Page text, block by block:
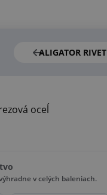
ALIGATOR RIVET
oceĺ
v celých baleniach.